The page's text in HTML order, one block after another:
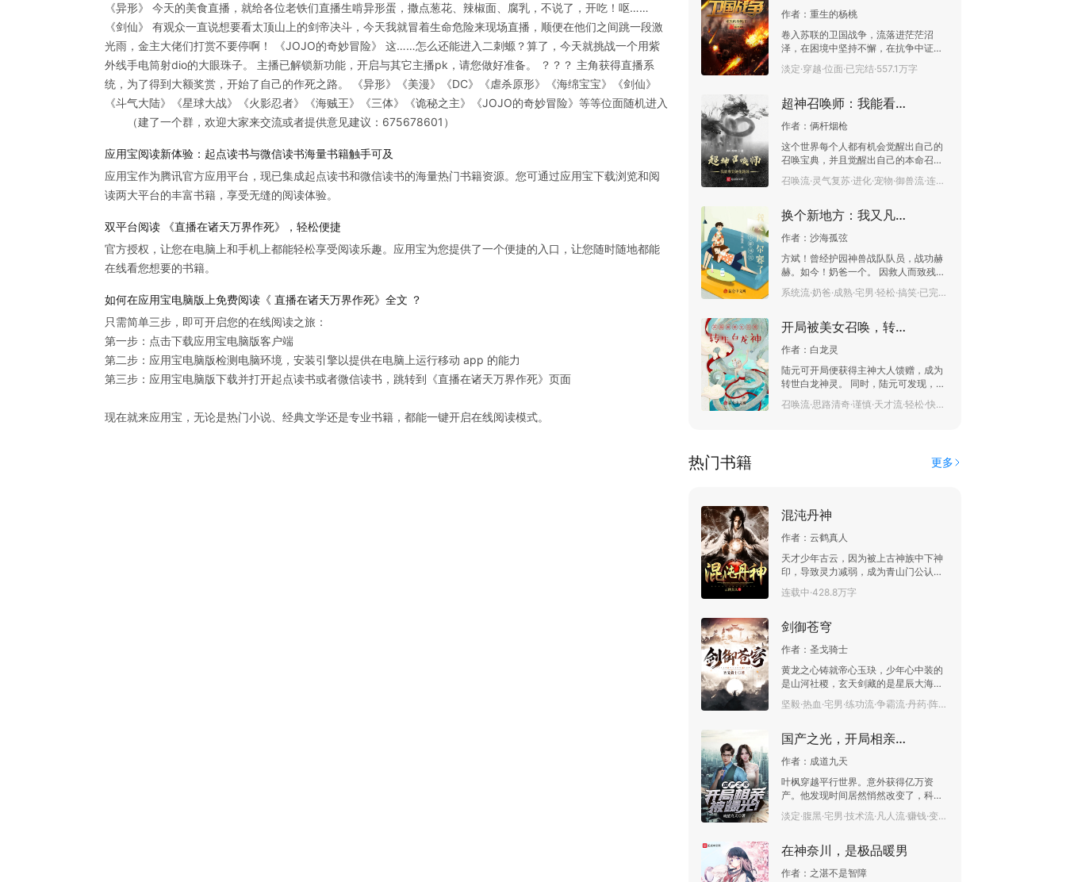
《异形》 今天的美食直播，就给各位老铁们直播生啃异形蛋，撒点葱花、辣椒面、腐乳，不说了，开吃！呕……
《剑仙》 有观众一直说想要看太顶山上的剑帝决斗，今天我就冒着生命危险来现场直播，顺便在他们之间跳一段激
光雨，金主大佬们打赏不要停啊！ 《JOJO的奇妙冒险》 这……怎么还能进入二刺螈？算了，今天就挑战一个用紫
外线手电筒射dio的大眼珠子。 主播已解锁新功能，开启与其它主播pk，请您做好准备。 ？？？ 主角获得直播系
统，为了得到大额奖赏，开始了自己的作死之路。 《异形》《美漫》《DC》《虐杀原形》《海绵宝宝》《剑仙》
《斗气大陆》《星球大战》《火影忍者》《海贼王》《三体》《诡秘之主》《JOJO的奇妙冒险》等等位面随机进入
（建了一个群，欢迎大家来交流或者提供意见建议：675678601）
应用宝阅读新体验：起点读书与微信读书海量书籍触手可及
应用宝作为腾讯官方应用平台，现已集成起点读书和微信读书的海量热门书籍资源。您可通过应用宝下载浏览和阅
读两大平台的丰富书籍，享受无缝的阅读体验。
双平台阅读 《直播在诸天万界作死》，轻松便捷
官方授权，让您在电脑上和手机上都能轻松享受阅读乐趣。应用宝为您提供了一个便捷的入口，让您随时随地都能
在线看您想要的书籍。
如何在应用宝电脑版上免费阅读《 直播在诸天万界作死》全文 ？
只需简单三步，即可开启您的在线阅读之旅：
第一步：点击下载应用宝电脑版客户端
第二步：应用宝电脑版检测电脑环境，安装引擎以提供在电脑上运行移动 app 的能力
第三步：应用宝电脑版下载并打开起点读书或者微信读书，跳转到《直播在诸天万界作死》页面
现在就来应用宝，无论是热门小说、经典文学还是专业书籍，都能一键开启在线阅读模式。
娶！？重归当年，她不再是仇人手中的
棋子。庶妹辱她，就撕破她的伪善面
具。姨娘害她，就还施彼身。渣男负
诡计，整小人，治店铺，没有什么事她
却非她不娶。谁能告诉她，为什么婚前
万分冰冷的男人，婚后却温柔宠溺？能
不能不要对她这么好！
作者： 重生的杨桃
卷入苏联的卫国战争，流落进茫茫沼
泽，在困境中坚持不懈，在抗争中证明
自我。 爱好和平的人民不曾放弃希望，
为了和平的未来，他们失去很多，终于
淡定·穿越·位面·已完结·557.1万字
超神召唤师：我能看到进化路线
作者： 俩杆烟枪
这个世界每个人都有机会觉醒出自己的
召唤宝典，并且觉醒出自己的本命召唤
兽。 召唤兽的种族值决定了召唤兽的强
弱 苏铭觉醒出召唤宝典，看向自己觉醒
见了晋升自己召唤兽种族值的方法。 这
日常聊天，玩梗。
召唤流·灵气复苏·进化·宠物·御兽流·连载中·57.8万字
换个新地方：我又凡尔赛了
作者： 沙海孤弦
方斌！曾经护园神兽战队队员，战功赫
赫。如今！奶爸一个。 因救人而致残，
妻子是他曾经用生命救下来的小女孩。
本来！凭借这些他就可以凡尔赛了。结
系统流·奶爸·成熟·宅男·轻松·搞笑·已完结·46.6万字
开局被美女召唤，转生白龙神
作者： 白龙灵
陆元可开局便获得主神大人馈赠，成为
转世白龙神灵。 同时，陆元可发现，在
这里，各式神灵有专属空间界。 还能像
人一样，有寿命，且不断成长。 想要延
喜歡小動物。 陆元可从封印世界中被她
老子可是一头强大的白龙神灵。 不能护
得小美女周全的话，那还叫什么龙神。
召唤流·思路清奇·谨慎·天才流·轻松·快节奏·群像·连载中·40.9万字
热门书籍 更多
混沌丹神
作者： 云鹤真人
天才少年古云，因为被上古神族中下神
印，导致灵力减弱，成为青山门公认的
废物，被贬为杂役。父亲因此被牵连，
废除族长之位，囚禁在敌人飞卢家族的
的秘密，并且跟古神达成合作协议。在
长。古云四处搜寻灵草种子，炼制大量
丹药，让自己的修为迅速提升。古云成
功恢复灵力，拯救了族人，一鸣惊人。
者，炼丹大师。与此同时，古神也恢复
斗之后，古云最终杀死古神，夺取古神
的神格，成为第一个拥有神格的凡人，
破开虚空，翱翔浩宇。
连载中·428.8万字
剑御苍穹
作者： 圣戈骑士
黄龙之心铸就帝心玉玦，少年心中装的
是山河社稷，玄天剑藏的是星辰大海。
号令诸天，斩妖除魔，祭祀苍生。他发
誓，定要还天下一个太平。可惜天上也
则。斩尽妖邪，祭苍生！
坚毅·热血·宅男·练功流·争霸流·丹药·阵法·已完结·104.7万字
国产之光，开局相亲被曝光！
作者： 成道九天
叶枫穿越平行世界。意外获得亿万资
产。他发现时间居然悄然改变了，科技
变成了十年前的科技，甚至大多人用的
还是呼机！“恭喜宿主完成任务！”“恭喜
主获得:全自动生产线！”“恭喜宿主获得:
获得:v信源代码设计图纸！”“恭喜宿主
淡定·腹黑·宅男·技术流·凡人流·赚钱·变身·已完结·112万字
在神奈川，是极品暖男
作者： 之湛不是智障